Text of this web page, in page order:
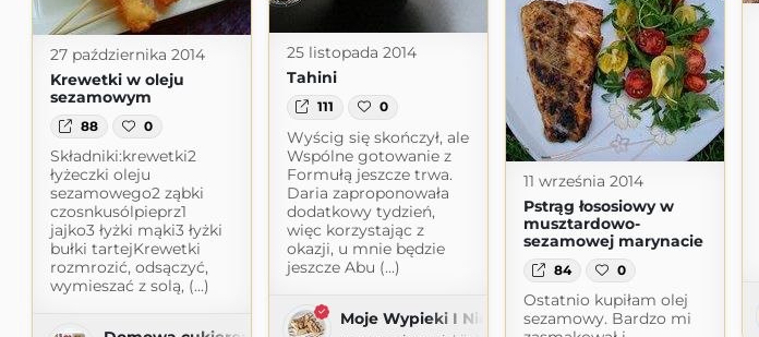
25 listopada 2014
Tahini
111 0
Wyścig się skończył, ale
Wspólne gotowanie z
Formułą jeszcze trwa.
Daria zaproponowała
dodatkowy tydzień,
więc korzystając z
okazji, u mnie będzie
jeszcze Abu (...)
Moje Wypieki I Nie Tylko
27 października 2014
Krewetki w oleju
sezamowym
88 0
Składniki:krewetki2
łyżeczki oleju
sezamowego2 ząbki
czosnkusólpieprz1
jajko3 łyżki mąki3 łyżki
bułki tartejKrewetki
rozmrozić, odsączyć,
wymieszać z solą, (...)
11 września 2014
Pstrąg łososiowy w
musztardowo-
sezamowej marynacie
84 0
Ostatnio kupiłam olej
sezamowy. Bardzo mi